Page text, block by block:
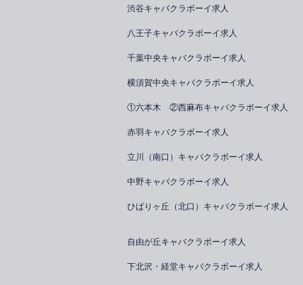
渋谷キャバクラボーイ求人
八王子キャバクラボーイ求人
千葉中央キャバクラボーイ求人
横須賀中央キャバクラボーイ求人
①六本木 ②西麻布キャバクラボーイ求人
赤羽キャバクラボーイ求人
立川（南口）キャバクラボーイ求人
中野キャバクラボーイ求人
ひばりヶ丘（北口）キャバクラボーイ求人
自由が丘キャバクラボーイ求人
下北沢・経堂キャバクラボーイ求人